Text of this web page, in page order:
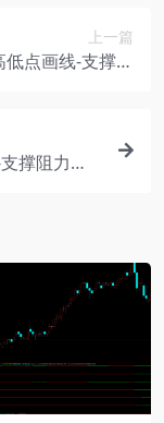
上一篇
点画线-支撑压
撑阻力主